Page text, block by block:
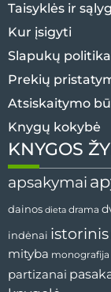
Taisyklės ir
Kur įsigyti
Slapukų politika
Prekių
Atsiskaitymo
Knygų kokybė
KNYGOS
apsakymai
dainos dieta drama
indėnai istorinis
mityba monografija
partizanai